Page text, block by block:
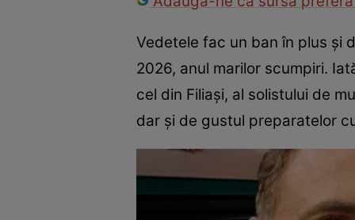
Vedetele fac un ban în plus și
2026, anul marilor scumpiri.
cel din Filiași, al solistului de
dar și de gustul preparatelor